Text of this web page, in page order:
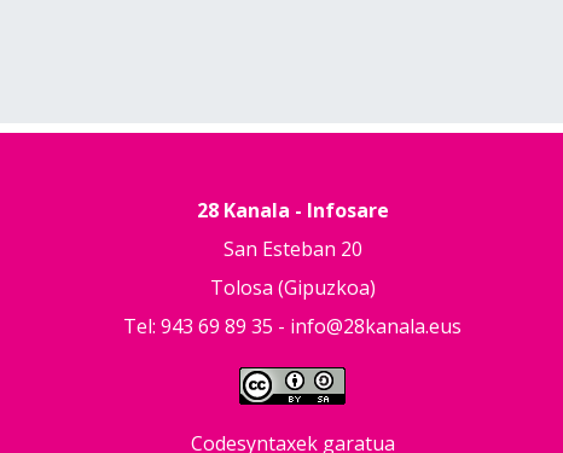
28 Kanala - Infosare
San Esteban 20
Tolosa (Gipuzkoa)
Tel: 943 69 89 35 - info@28kanala.eus
Codesyntaxek garatua